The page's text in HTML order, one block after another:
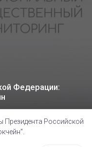
Федерации:
Президента Российской